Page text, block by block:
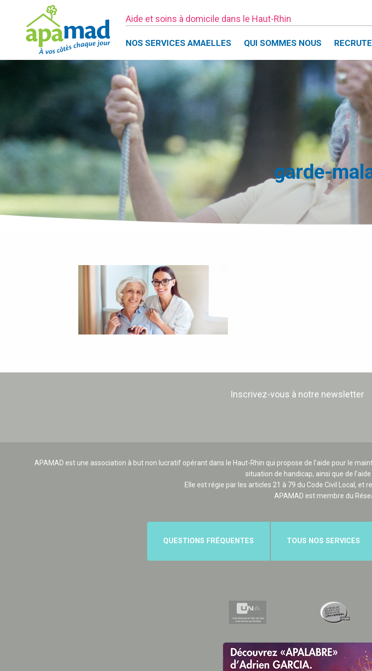
Aide et soins à domicile dans le Haut-Rhin
NOS SERVICES AMAELLES QUI SOMMES NOUS
garde-
Inscrivez-vous à notre newsletter
APAMAD est une association à but non lucratif opérant dans le Haut-Rhin qui propose de l’aide pour le
situation de handicap, ainsi que de
Elle est régie par les articles 21 à 79 du Code Civil Local, et
APAMAD est membre du
QUESTIONS FRÉQUENTES TOUS NOS SERVICES